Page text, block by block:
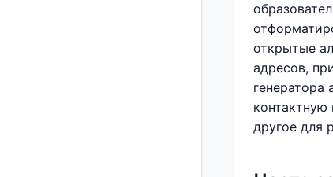
открытые
адресов,
другое для